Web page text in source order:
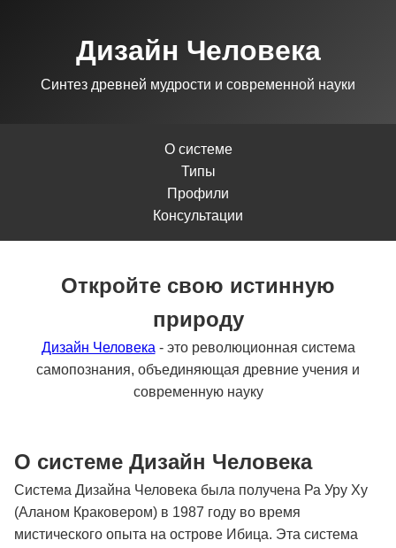
Дизайн Человека
Синтез древней мудрости и современной науки
О системе
Типы
Профили
Консультации
Откройте свою истинную
природу
Дизайн Человека - это революционная система
самопознания, объединяющая древние учения и
современную науку
О системе Дизайн Человека
Система Дизайна Человека была получена Ра Уру Ху
(Аланом Краковером) в 1987 году во время
мистического опыта на острове Ибица. Эта система